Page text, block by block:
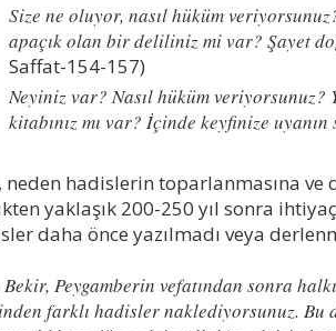
Size ne oluyor, nasıl hüküm
apaçık olan bir deliliniz mi var? Şayet
Saffat-154-157)
Neyiniz var? Nasıl hüküm
kitabınız mı var? İçinde keyfinize
neden hadislerin toparlanmasına
yaklaşık 200-250 yıl sonra
daha önce yazılmadı veya
Peygamberin vefatından sonra
farklı hadisler naklediyorsunuz.